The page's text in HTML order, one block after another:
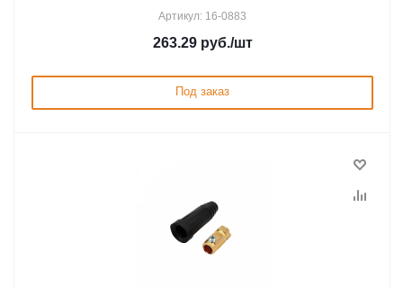
Артикул: 16-0883
263.29руб./шт
Под заказ